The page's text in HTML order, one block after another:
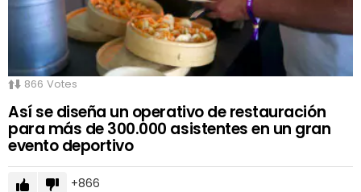
866 Votes
Así se diseña un operativo de restauración
para más de 300.000 asistentes en un gran
evento deportivo
866